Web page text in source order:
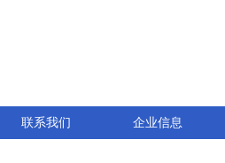
联系我们 企业信息